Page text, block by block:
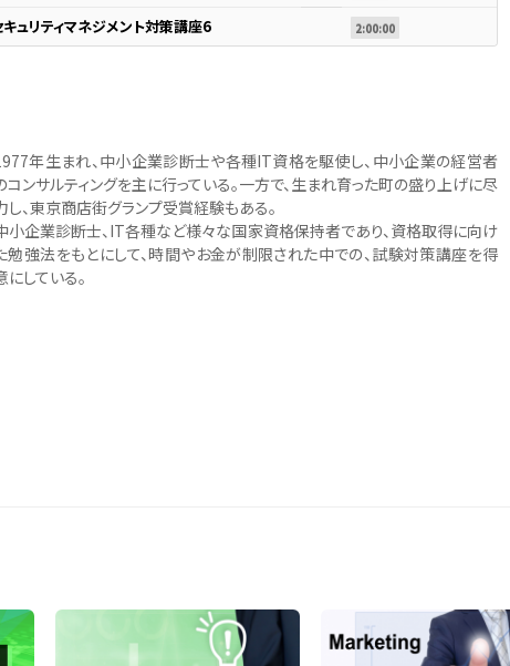
ュリティマネジメント対策講座6 2:00:00
年生まれ、中小企業診断士や各種IT資格を駆使し、中小企業の経営者
コンサルティングを主に行っている。一方で、生まれ育った町の盛り上げに尽
し、東京商店街グランプ受賞経験もある。
小企業診断士、IT各種など様々な国家資格保持者であり、資格取得に向け
勉強法をもとにして、時間やお金が制限された中での、試験対策講座を得
にしている。